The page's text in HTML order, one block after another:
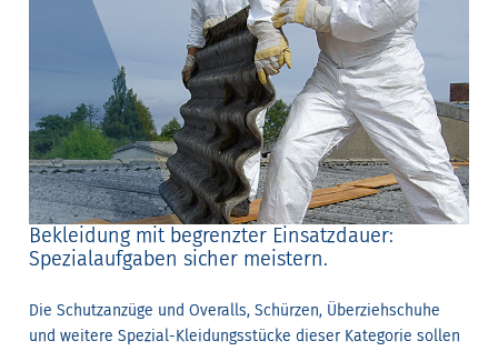
Bekleidung mit begrenzter Einsatzdauer:
Spezialaufgaben sicher meistern.
Die Schutzanzüge und Overalls, Schürzen, Überziehschuhe
und weitere Spezial-Kleidungsstücke dieser Kategorie sollen